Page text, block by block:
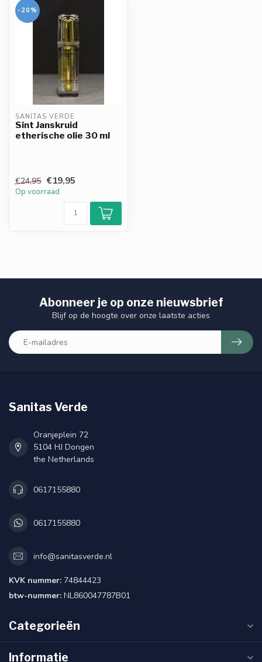
-20%
SANITAS VERDE
Sint Janskruid
etherische olie 30 ml
€24,95 €19,95
Op voorraad
Abonneer je op onze nieuwsbrief
Blijf op de hoogte over onze laatste acties
Sanitas Verde
Oranjeplein 72
5104 HJ Dongen
the Netherlands
0617155880
0617155880
info@sanitasverde.nl
KVK nummer: 74844423
btw-nummer: NL860047787B01
Categorieën
Informatie